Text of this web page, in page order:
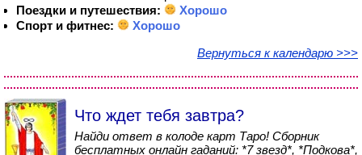
Поездки и путешествия:
Хорошо
Спорт и фитнес:
Хорошо
Вернуться к календарю >>>
Что ждет тебя завтра?
Найди ответ в колоде карт Таро! Сборник
бесплатных онлайн гаданий: *7 звезд*, *Подкова*,